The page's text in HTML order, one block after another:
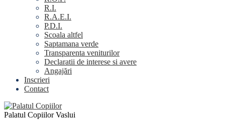
R.I.
R.A.E.I.
P.D.I.
Scoala altfel
Saptamana verde
Transparenta veniturilor
Declaratii de interese si avere
Angajări
Inscrieri
Contact
Palatul Copiilor Vaslui